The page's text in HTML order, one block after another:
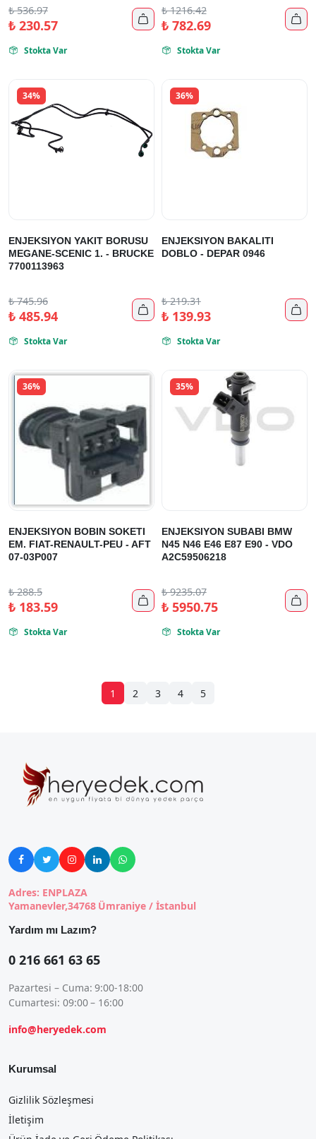
₺536.97
₺230.57 
 Stokta Var
₺1216.42
₺782.69 
 Stokta Var
34%
ENJEKSIYON YAKIT BORUSU
MEGANE-SCENIC 1. - BRUCKE
7700113963
₺745.96
₺485.94 
 Stokta Var
36%
ENJEKSIYON BAKALITI
DOBLO - DEPAR 0946
₺219.31
₺139.93 
 Stokta Var
36%
ENJEKSIYON BOBIN SOKETI
EM. FIAT-RENAULT-PEU - AFT
07-03P007
₺288.5
₺183.59 
 Stokta Var
35%
ENJEKSIYON SUBABI BMW
N45 N46 E46 E87 E90 - VDO
A2C59506218
₺9235.07
₺5950.75 
 Stokta Var
1 2 3 4 5
    
Adres: ENPLAZA
Yamanevler,34768 Ümraniye / İstanbul
Yardım mı Lazım?
0 216 661 63 65
Pazartesi – Cuma: 9:00-18:00
Cumartesi: 09:00 – 16:00
info@heryedek.com
Kurumsal
Gizlilik Sözleşmesi
İletişim